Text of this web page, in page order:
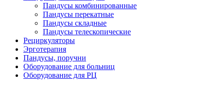
Пандусы комбинированные
Пандусы перекатные
Пандусы складные
Пандусы телескопические
Рециркуляторы
Эрготерапия
Пандусы, поручни
Оборудование для больниц
Оборудование для РЦ